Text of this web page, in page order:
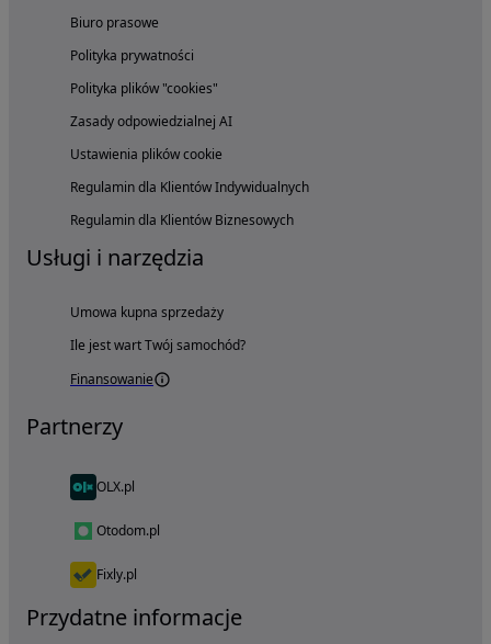
Biuro prasowe
Polityka prywatności
Polityka plików "cookies"
Zasady odpowiedzialnej AI
Ustawienia plików cookie
Regulamin dla Klientów Indywidualnych
Regulamin dla Klientów Biznesowych
Usługi i narzędzia
Umowa kupna sprzedaży
Ile jest wart Twój samochód?
Finansowanie
Partnerzy
OLX.pl
Otodom.pl
Fixly.pl
Przydatne informacje